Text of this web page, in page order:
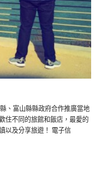
、富山縣縣政府合作推廣當地
住不同的旅館和飯店，最愛的
以及分享旅遊！ 電子信